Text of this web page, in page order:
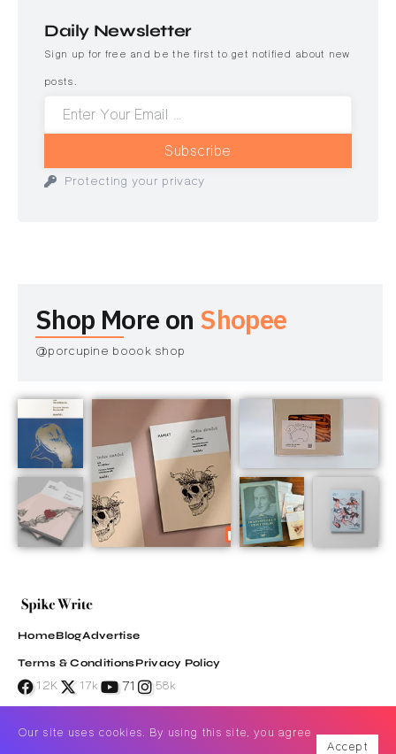
Daily Newsletter
Sign up for free and be the first to get notified about new
posts.
Subscribe
Protecting your privacy
Shop More on Shopee
@porcupine boook shop
HomeBlogAdvertise
Terms & ConditionsPrivacy Policy
12K 17k 71 58k
Our site uses cookies. By using this site, you agree
Accept